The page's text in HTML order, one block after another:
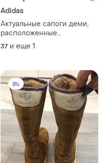
Adidas
Актуальные сапоги деми,
расположенные
adidas,размер 37
37 и еще 1